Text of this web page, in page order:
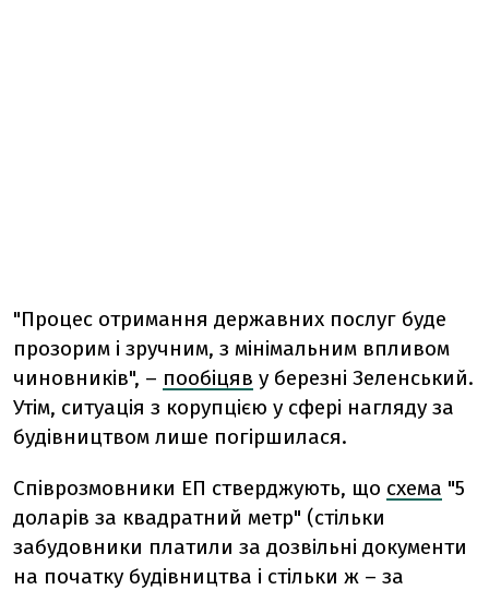
"Процес отримання державних послуг буде
прозорим і зручним, з мінімальним впливом
чиновників", – пообіцяв у березні Зеленський.
Утім, ситуація з корупцією у сфері нагляду за
будівництвом лише погіршилася.
Співрозмовники ЕП стверджують, що схема "5
доларів за квадратний метр" (стільки
забудовники платили за дозвільні документи
на початку будівництва і стільки ж – за